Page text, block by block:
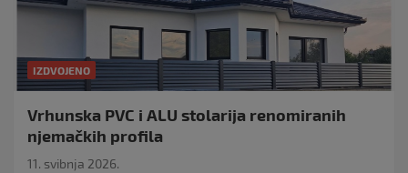
IZDVOJENO
Vrhunska PVC i ALU stolarija renomiranih
njemačkih profila
11. svibnja 2026.